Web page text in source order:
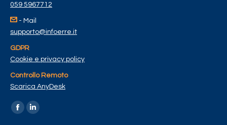
059 5967712
- Mail
supporto@infoerre.it
GDPR
Cookie e privacy policy
Controllo Remoto
Scarica AnyDesk
Find us on: